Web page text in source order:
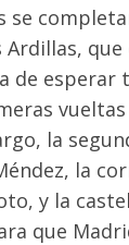
se
Ardillas,
de esperar
la
la
y la
que